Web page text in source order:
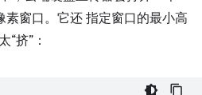
窗口。它还 指定窗口的最小高
挤”：